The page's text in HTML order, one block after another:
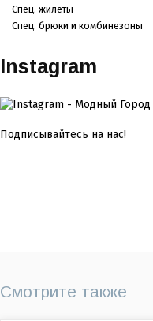
Спец. жилеты
Спец. брюки и комбинезоны
Instagram
Подписывайтесь на нас!
Смотрите также